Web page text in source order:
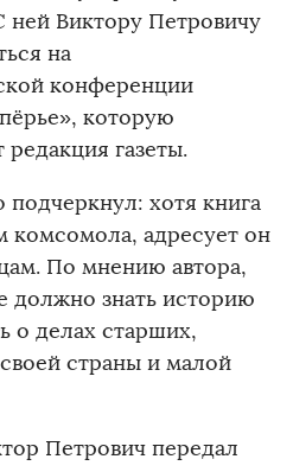
ней Виктору Петровичу
на
конференции
которую
газеты.
хотя книга
комсомола, адресует он
По мнению автора,
должно знать историю
о делах старших,
страны и малой
Петрович передал